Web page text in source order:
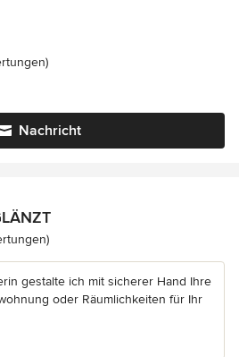
4.8 von 5 Sternen
Nachricht
5 von 5 Sternen
gestalte ich mit sicherer Hand Ihre
oder Räumlichkeiten für Ihr